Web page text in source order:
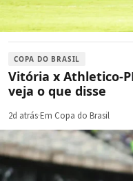
COPA DO BRASIL
Vitória x Athletico-
veja o que disse
2d atrás·Em Copa do Brasil